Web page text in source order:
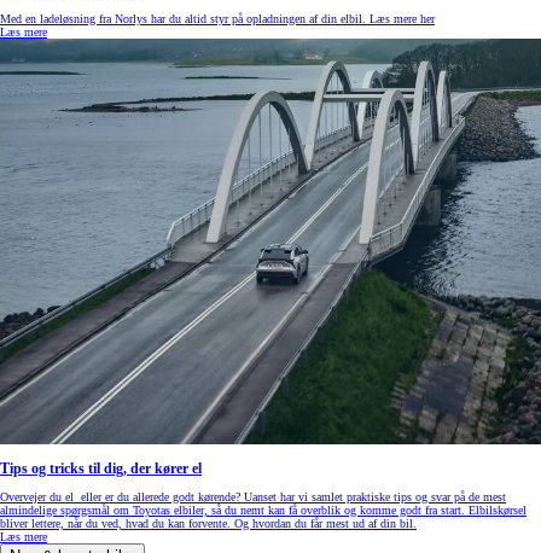
Med en ladeløsning fra Norlys har du altid styr på opladningen af din elbil. Læs mere her
Læs mere
Tips og tricks til dig, der kører el
Overvejer du el eller er du allerede godt kørende? Uanset har vi samlet praktiske tips og svar på de mest
almindelige spørgsmål om Toyotas elbiler, så du nemt kan få overblik og komme godt fra start. Elbilskørsel
bliver lettere, når du ved, hvad du kan forvente. Og hvordan du får mest ud af din bil.
Læs mere